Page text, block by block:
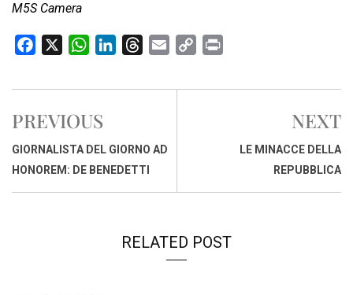
M5S Camera
c
b
o
o
W
a
s
A
p
n
d
I
r
d
s
a
p
i
PREVIOUS
GIORNALISTA DEL GIORNO AD
HONOREM: DE BENEDETTI
NEXT
LE MINACCE DELLA
REPUBBLICA
RELATED POST